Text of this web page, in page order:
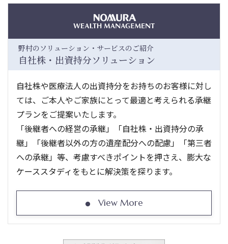
野村のソリューション・サービスのご紹介
自社株・出資持分ソリューション
自社株や医療法人の出資持分をお持ちのお客様に対し
ては、ご本人やご家族にとって最適と考えられる承継
プランをご提案いたします。
「後継者への経営の承継」「自社株・出資持分の承
継」「後継者以外の方の遺産配分への配慮」「第三者
への承継」等、考慮すべきポイントを押さえ、膨大な
ケーススタディをもとに解決策を探ります。
View More